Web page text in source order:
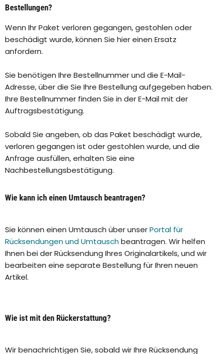
Bestellungen?
Wenn Ihr Paket verloren gegangen, gestohlen oder
beschädigt wurde, können Sie hier einen Ersatz
anfordern.
Sie benötigen Ihre Bestellnummer und die E-Mail-
Adresse, über die Sie Ihre Bestellung aufgegeben haben.
Ihre Bestellnummer finden Sie in der E-Mail mit der
Auftragsbestätigung.
Sobald Sie angeben, ob das Paket beschädigt wurde,
verloren gegangen ist oder gestohlen wurde, und die
Anfrage ausfüllen, erhalten Sie eine
Nachbestellungsbestätigung.
Wie kann ich einen Umtausch beantragen?
Sie können einen Umtausch über unserPortal für
Rücksendungen und Umtauschbeantragen. Wir helfen
Ihnen bei der Rücksendung Ihres Originalartikels, und wir
bearbeiten eine separate Bestellung für Ihren neuen
Artikel.
Wie ist mit den Rückerstattung?
Wir benachrichtigen Sie, sobald wir Ihre Rücksendung